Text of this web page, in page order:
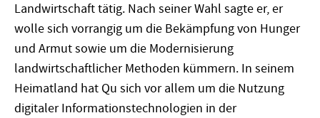
Landwirtschaft tätig. Nach seiner Wahl sagte er, er
wolle sich vorrangig um die Bekämpfung von Hunger
und Armut sowie um die Modernisierung
landwirtschaftlicher Methoden kümmern. In seinem
Heimatland hat Qu sich vor allem um die Nutzung
digitaler Informationstechnologien in der